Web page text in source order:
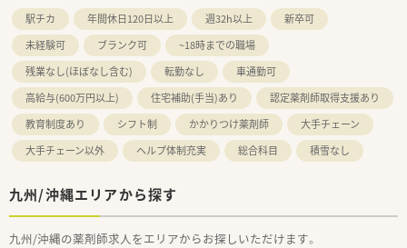
駅チカ 年間休日120日以上 週32h以上
新卒可
未経験可
ブランク可
~18時までの職場
残業なし(ほぼなし含む)
転勤なし
車通勤可
高給与(600万円以上)
住宅補助(手当)あり
認定薬剤師取得支援あり
教育制度あり
シフト制 かかりつけ薬剤師
大手チェーン
大手チェーン以外
ヘルプ体制充実 総合科目 積雪なし
九州/沖縄エリアから探す
九州/沖縄の薬剤師求人をエリアからお探しいただけます。